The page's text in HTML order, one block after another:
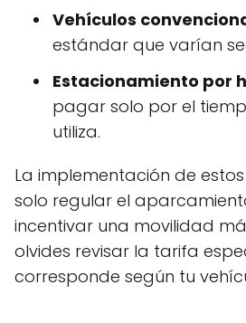
Vehículos
estándar que varían
Estacionamiento por
pagar solo por el
utiliza.
La implementación de
solo regular el
incentivar una movilidad
olvides revisar la tarifa
corresponde según tu